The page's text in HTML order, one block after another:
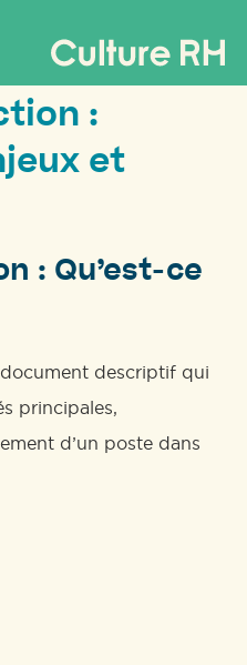
:
et
: Qu’est-ce
descriptif qui
principales,
d’un poste dans